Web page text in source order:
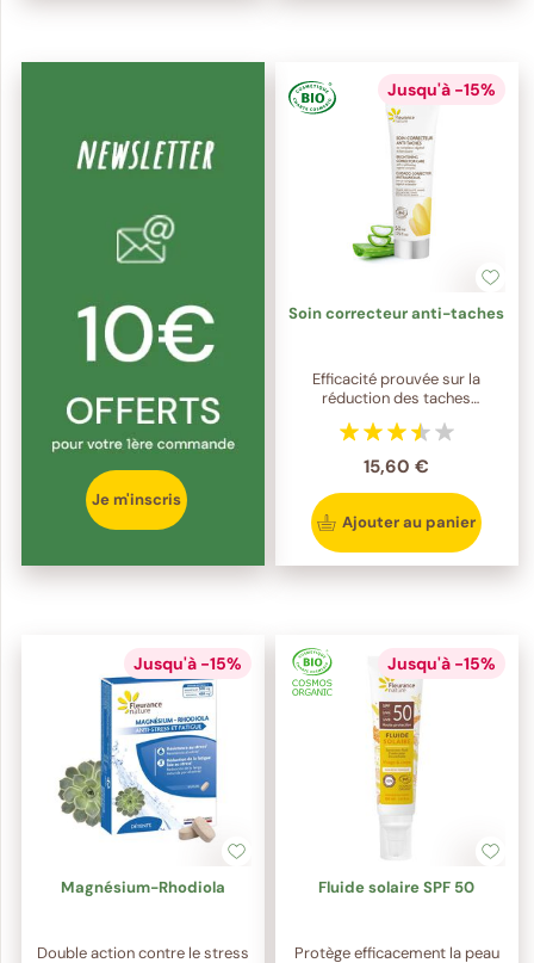
Je m'inscris
Jusqu'à -15%
Soin correcteur anti-taches
Efficacité prouvée sur la
réduction des taches
15,60 €
Ajouter au panier
Jusqu'à -15%
Magnésium-Rhodiola
Double action contre le stress
Jusqu'à -15%
Fluide solaire SPF 50
Protège efficacement la peau